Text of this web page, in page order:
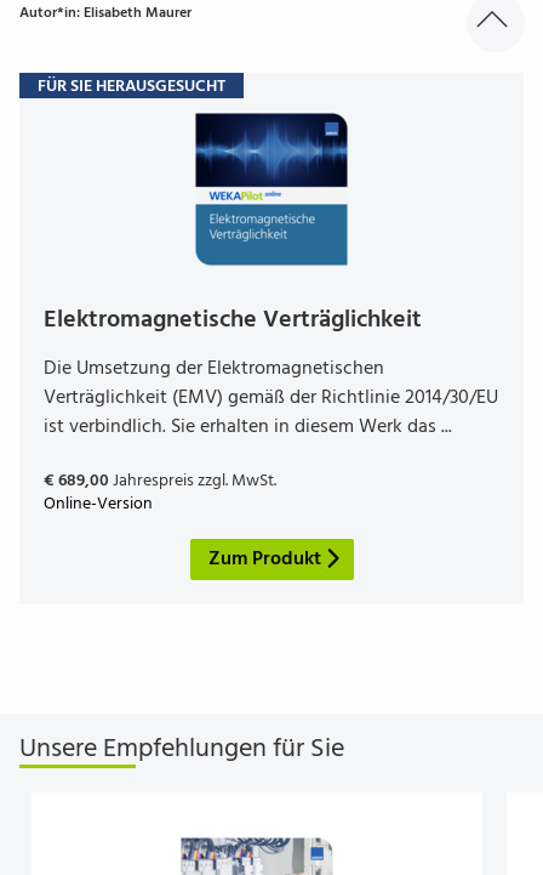
Autor*in: Elisabeth Maurer
FÜR SIE HERAUSGESUCHT
Elektroma­gne­ti­sche Ver­träg­l­ichkeit
Die Umsetzung der Elektromagnetischen
Verträglichkeit (EMV) gemäß der Richtlinie 2014/30/EU
ist verbindlich. Sie erhalten in diesem Werk das ...
€ 689,00Jahrespreis zzgl. MwSt.
Online-Version
Zum Produkt
Unsere Empfehlungen für Sie